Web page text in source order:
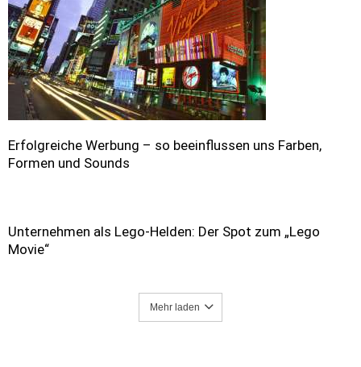
Erfolgreiche Werbung – so beeinflussen uns Farben,
Formen und Sounds
Unternehmen als Lego-Helden: Der Spot zum „Lego
Movie“
Mehr laden